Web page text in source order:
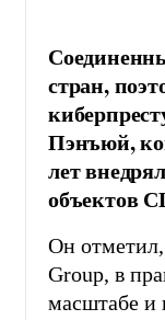
стран,
Пэнъюй,
лет
объектов
Он
Group, в
масштабе и